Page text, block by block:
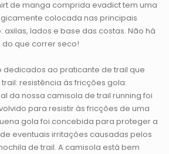
de manga comprida evadict tem uma
colocada nas principais
lados e base das costas. Não há
que correr seco!
dedicados ao praticante de trail que
resistência às fricções gola:
da nossa camisola de trail running foi
para resistir às fricções de uma
gola foi concebida para proteger a
eventuais irritações causadas pelos
de trail. A camisola está bem